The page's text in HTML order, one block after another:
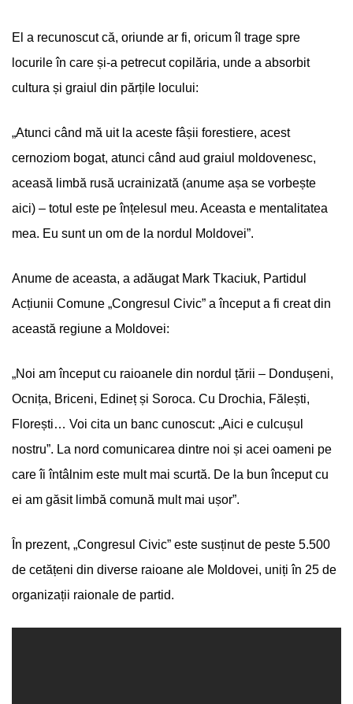
El a recunoscut că, oriunde ar fi, oricum îl trage spre
locurile în care și-a petrecut copilăria, unde a absorbit
cultura și graiul din părțile locului:
„Atunci când mă uit la aceste fâșii forestiere, acest
cernoziom bogat, atunci când aud graiul moldovenesc,
aceasă limbă rusă ucrainizată (anume așa se vorbește
aici) – totul este pe înțelesul meu. Aceasta e mentalitatea
mea. Eu sunt un om de la nordul Moldovei”.
Anume de aceasta, a adăugat Mark Tkaciuk, Partidul
Acțiunii Comune „Congresul Civic” a început a fi creat din
această regiune a Moldovei:
„Noi am început cu raioanele din nordul țării – Dondușeni,
Ocnița, Briceni, Edineț și Soroca. Cu Drochia, Fălești,
Florești… Voi cita un banc cunoscut: „Aici e culcușul
nostru”. La nord comunicarea dintre noi și acei oameni pe
care îi întâlnim este mult mai scurtă. De la bun început cu
ei am găsit limbă comună mult mai ușor”.
În prezent, „Congresul Civic” este susținut de peste 5.500
de cetățeni din diverse raioane ale Moldovei, uniți în 25 de
organizații raionale de partid.